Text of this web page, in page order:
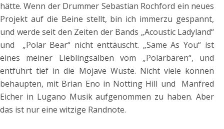
hätte. Wenn der Drummer Sebastian Rochford ein neues
Projekt auf die Beine stellt, bin ich immerzu gespannt,
und werde seit den Zeiten der Bands „Acoustic Ladyland“
und
„Polar Bear“ nicht enttäuscht. „Same As You“ ist
eines meiner Lieblingsalben vom „Polarbären“, und
entführt tief in die Mojave Wüste. Nicht viele können
behaupten, mit Brian Eno in Notting Hill und
Manfred
Eicher in Lugano Musik aufgenommen zu haben. Aber
das ist nur eine witzige Randnote.